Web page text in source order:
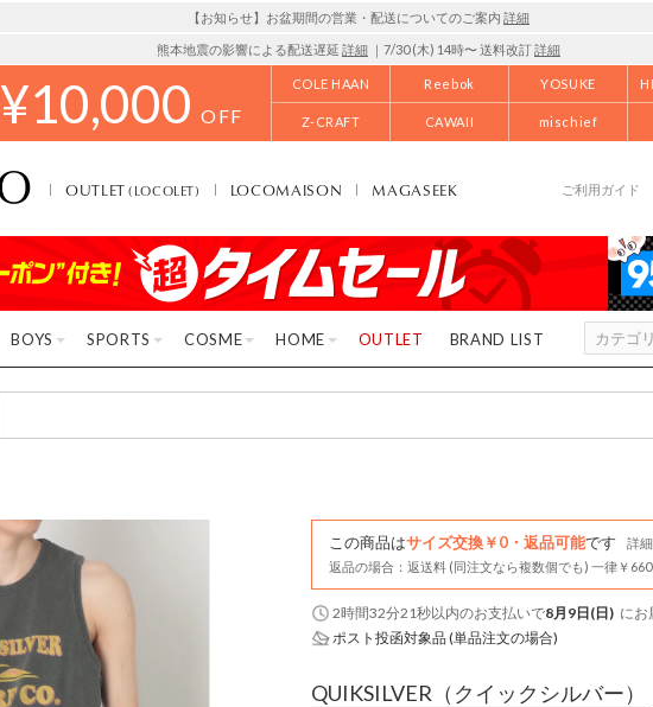
【お知らせ】お盆期間の営業・配送についてのご案内 詳細
熊本地震の影響による配送遅延 詳細 ｜7/30 (木) 14時〜 送料改訂詳細
¥10,000 OFF
COLE HAAN Reebok YOSUKE
Z-CRAFT CAWAII mischief
OUTLET(LOCOLET) LOCOMAISON MAGASEEK ご利用ガイド
BOYS SPORTS COSME HOME OUTLET BRAND LIST
この商品はサイズ交換￥0・返品可能です
詳細
返品の場合：返送料 (同注文なら複数個でも) 一律￥660
2時間32分20秒以内のお支払いで8月9日(日) にお
ポスト投函対象品 (単品注文の場合)
QUIKSILVER （クイックシルバー）